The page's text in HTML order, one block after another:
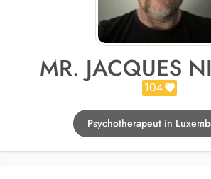
MR. JACQUES
104
Psychotherapeut in